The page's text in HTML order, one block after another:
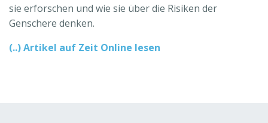
sie erforschen und wie sie über die Risiken der
Genschere denken.
(..) Artikel auf Zeit Online lesen